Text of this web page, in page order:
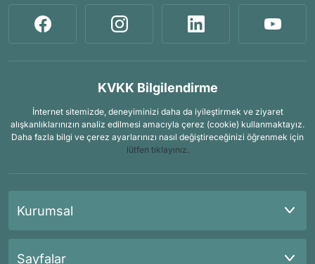
KVKK Bilgilendirme
İnternet sitemizde, deneyiminizi daha da iyileştirmek ve ziyaret
alışkanlıklarınızın analiz edilmesi amacıyla çerez (cookie) kullanmaktayız.
Daha fazla bilgi ve çerez ayarlarınızı nasıl değiştireceğinizi öğrenmek için
lütfen tıklayınız.
Kurumsal
Sayfalar